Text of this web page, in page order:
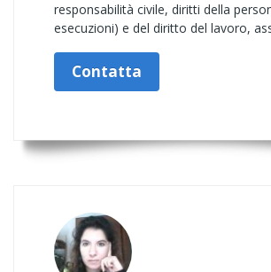
responsabilità civile, diritti della
esecuzioni) e del diritto del lavoro,
Contatta